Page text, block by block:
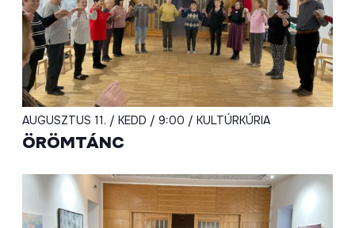
AUGUSZTUS 11. / KEDD / 9:00 / KULTÚRKÚRIA
ÖRÖMTÁNC